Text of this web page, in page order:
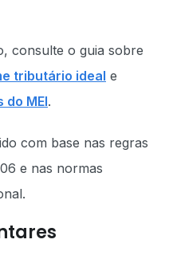
consulte o guia sobre
tributário ideal e
do MEI.
com base nas regras
e nas normas